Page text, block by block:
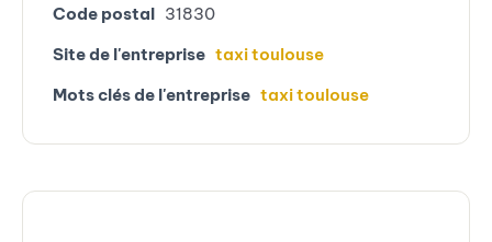
Code postal 31830
Site de l'entreprise taxi toulouse
Mots clés de l'entreprise taxi toulouse